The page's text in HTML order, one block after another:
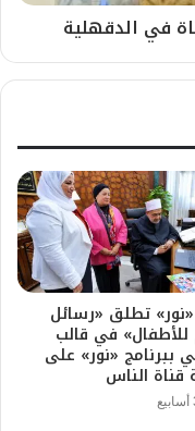
في الدقهلية
تطلق «رسائل
للأطفال» في قالب
ببرنامج «نور» على
الناس